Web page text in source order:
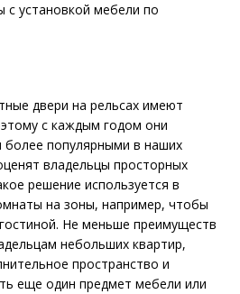
установкой мебели по
двери на рельсах имеют
с каждым годом они
более популярными в наших
владельцы просторных
решение используется в
на зоны, например, чтобы
Не меньше преимуществ
небольших квартир,
пространство и
еще один предмет мебели или